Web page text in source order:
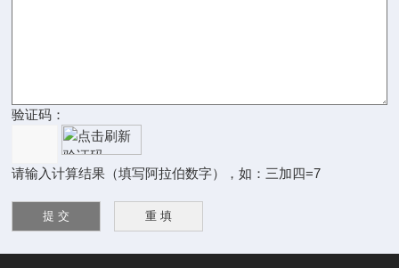
验证码：
请输入计算结果（填写阿拉伯数字），如：三加四=7